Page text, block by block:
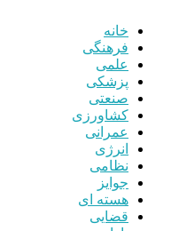
خانه
فرهنگی
علمی
پزشکی
صنعتی
کشاورزی
عمرانی
انرژی
نظامی
جوایز
هسته ای
قضایی